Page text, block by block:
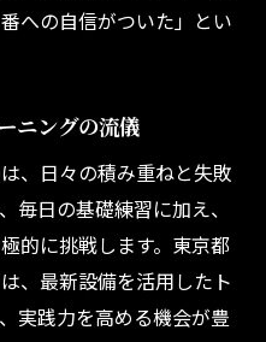
への自信がついた」とい
ニングの流儀
、日々の積み重ねと失敗
毎日の基礎練習に加え、
的に挑戦します。東京都
、最新設備を活用したト
実践力を高める機会が豊